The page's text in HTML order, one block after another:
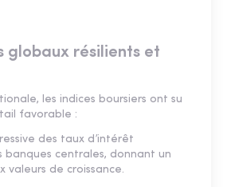
globaux résilients et
les indices boursiers ont su
favorable :
des taux d’intérêt
banques centrales, donnant un
valeurs de croissance.